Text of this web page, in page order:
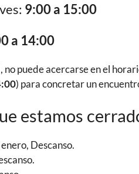
9:00 a 15:00
a 14:00
no puede acercarse en el
) para concretar un
estamos
Descanso.